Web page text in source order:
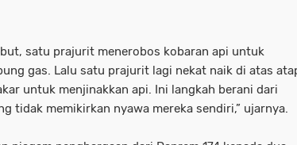
satu prajurit menerobos kobaran api untuk
gas. Lalu satu prajurit lagi nekat naik di atas
untuk menjinakkan api. Ini langkah berani dari
tidak memikirkan nyawa mereka sendiri,” ujarnya.